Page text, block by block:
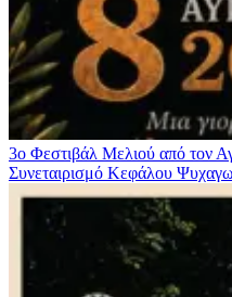
3ο Φεστιβάλ Μελιού από τον
Συνεταιρισμό Κεφάλου